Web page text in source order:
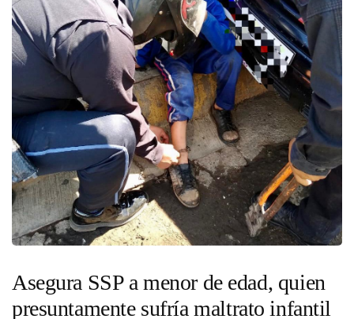
Asegura SSP a menor de edad, quien
presuntamente sufría maltrato infantil